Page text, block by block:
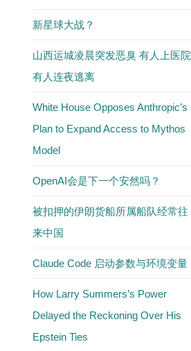
新星球大战？
山西运城凌晨突发恶臭 有人上医院
有人连夜逃离
White House Opposes Anthropic’s
Plan to Expand Access to Mythos
Model
OpenAI会是下一个安然吗？
被扣押的伊朗货船所属船队经常往
来中国
Claude Code 启动参数与环境变量
How Larry Summers’s Power
Delayed the Reckoning Over His
Epstein Ties